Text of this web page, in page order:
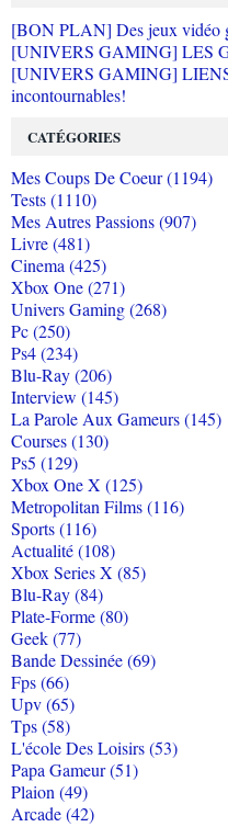
[BON PLAN] Des jeux vidéo
[UNIVERS GAMING] LES
[UNIVERS GAMING]
incontournables!
CATÉGORIES
Mes Coups De Coeur (1194)
Tests (1110)
Mes Autres Passions (907)
Livre (481)
Cinema (425)
Xbox One (271)
Univers Gaming (268)
Pc (250)
Ps4 (234)
Blu-Ray (206)
Interview (145)
La Parole Aux Gameurs (145)
Courses (130)
Ps5 (129)
Xbox One X (125)
Metropolitan Films (116)
Sports (116)
Actualité (108)
Xbox Series X (85)
Blu-Ray (84)
Plate-Forme (80)
Geek (77)
Bande Dessinée (69)
Fps (66)
Upv (65)
Tps (58)
L'école Des Loisirs (53)
Papa Gameur (51)
Plaion (49)
Arcade (42)